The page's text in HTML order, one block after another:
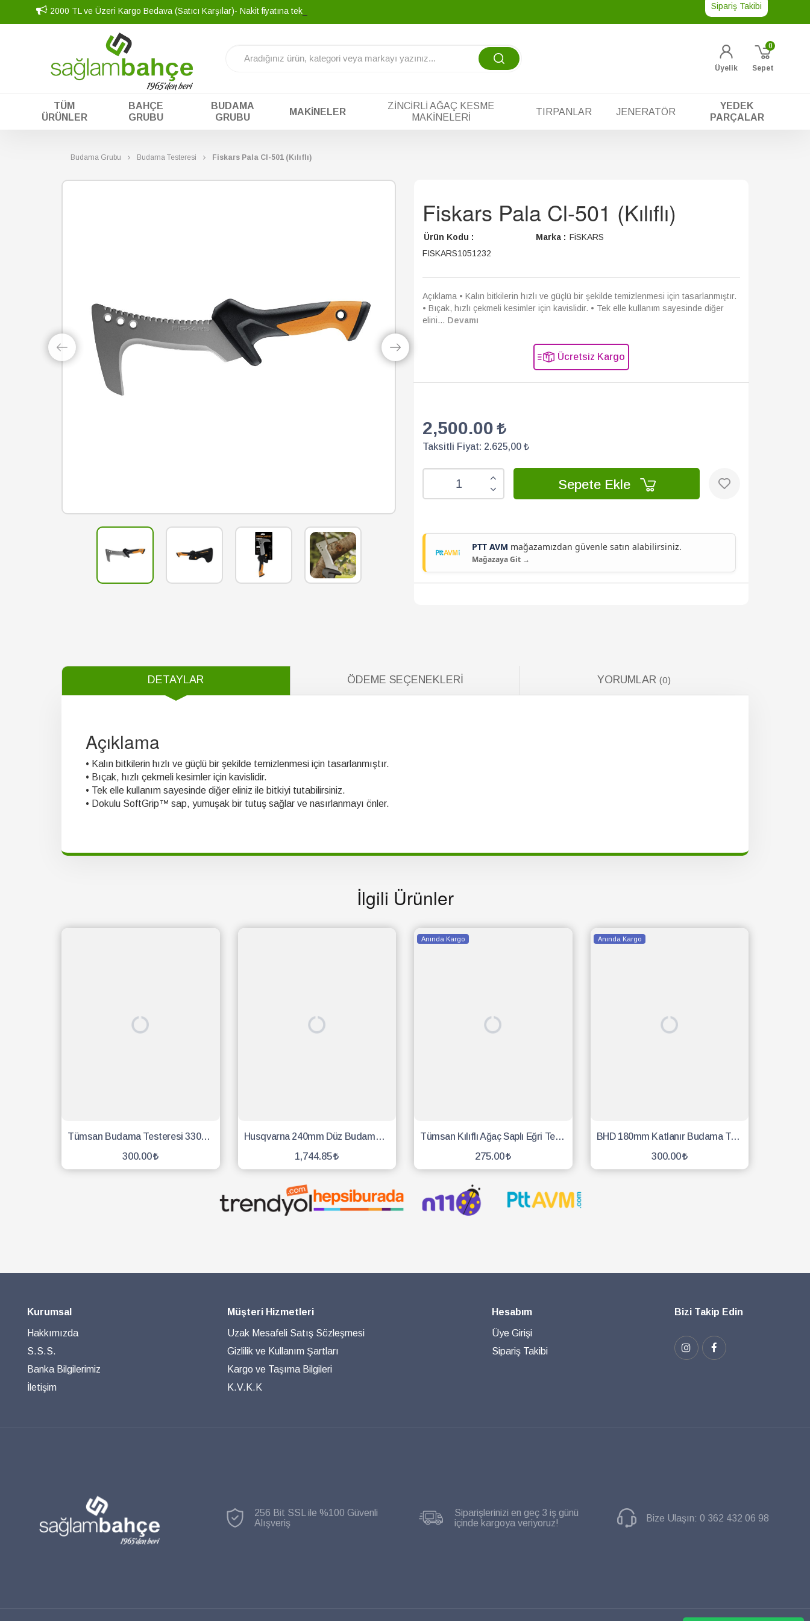
2000 TL ve Üzeri Kargo Bedava (Satıcı Karşılar)- Nakit fiyatına tek yada taksi Sipariş Takibi
Üyelik Sepet
0
TÜM
ÜRÜNLER
BAHÇE
GRUBU
BUDAMA
GRUBU
MAKINELER
ZINCIRLI AĞAÇ KESME
MAKINELERI
TIRPANLAR JENERATÖR
YEDEK
PARÇALAR
Budama Grubu Budama Testeresi Fiskars Pala Cl-501 (Kılıflı)
Fiskars Pala Cl-501 (Kılıflı)
Ürün Kodu :
FISKARS1051232
Marka : FiSKARS
Açıklama • Kalın bitkilerin hızlı ve güçlü bir şekilde temizlenmesi için tasarlanmıştır.
• Bıçak, hızlı çekmeli kesimler için kavislidir. • Tek elle kullanım sayesinde diğer
elini... Devamı
Ücretsiz Kargo
2,500.00
Taksitli Fiyat: 2.625,00 ₺
Sepete Ekle
PTT AVM mağazamızdan güvenle satın alabilirsiniz.
Mağazaya Git →
DETAYLAR ÖDEME SEÇENEKLERI YORUMLAR(0)
Açıklama
• Kalın bitkilerin hızlı ve güçlü bir şekilde temizlenmesi için tasarlanmıştır.
• Bıçak, hızlı çekmeli kesimler için kavislidir.
• Tek elle kullanım sayesinde diğer eliniz ile bitkiyi tutabilirsiniz.
• Dokulu SoftGrip™ sap, yumuşak bir tutuş sağlar ve nasırlanmayı önler.
İlgili Ürünler
Tümsan Budama Testeresi 330mm
300.00
Husqvarna 240mm Düz Budama Testeresi
1,744.85
SEPETE EKLE
Anında Kargo
Tümsan Kılıflı Ağaç Saplı Eğri Testere 300mm
275.00
SEPETE EKLE
Anında Kargo
BHD 180mm Katlanır Budama Testeresi
300.00
Kurumsal
Hakkımızda
S.S.S.
Banka Bilgilerimiz
İletişim
Müşteri Hizmetleri
Uzak Mesafeli Satış Sözleşmesi
Gizlilik ve Kullanım Şartları
Kargo ve Taşıma Bilgileri
K.V.K.K
Hesabım
Üye Girişi
Sipariş Takibi
Bizi Takip Edin
256 Bit SSL ile %100 Güvenli
Alışveriş
Siparişlerinizi en geç 3 iş günü
içinde kargoya veriyoruz!
Bize Ulaşın:0 362 432 06 98